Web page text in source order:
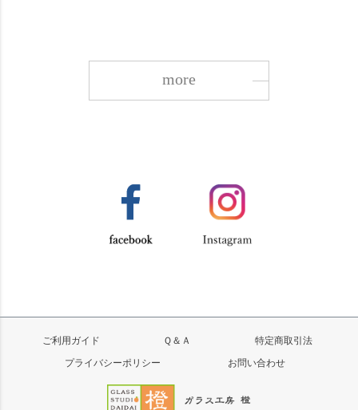
more
ご利用ガイド Ｑ＆Ａ
特定商取引法
プライバシーポリシー
お問い合わせ